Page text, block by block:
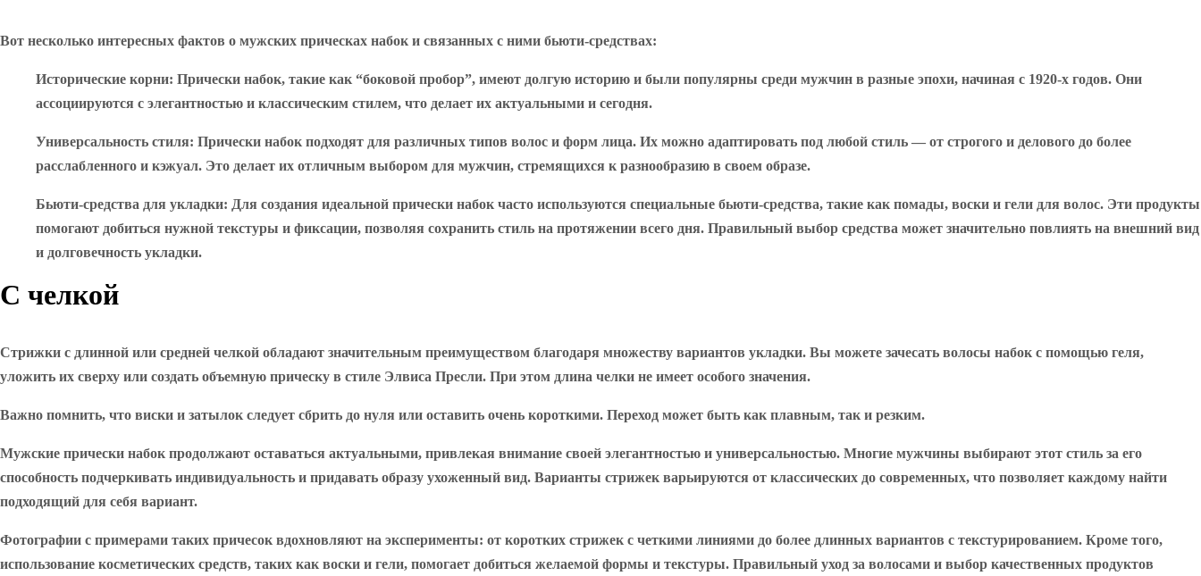
Вот несколько интересных фактов о мужских прическах набок и связанных с ними бьюти-средствах:
Исторические корни: Прически набок, такие как “боковой пробор”, имеют долгую историю и были популярны среди мужчин в разные эпохи, начиная с 1920-х годов. Они
ассоциируются с элегантностью и классическим стилем, что делает их актуальными и сегодня.
Универсальность стиля: Прически набок подходят для различных типов волос и форм лица. Их можно адаптировать под любой стиль — от строгого и делового до более
расслабленного и кэжуал. Это делает их отличным выбором для мужчин, стремящихся к разнообразию в своем образе.
Бьюти-средства для укладки: Для создания идеальной прически набок часто используются специальные бьюти-средства, такие как помады, воски и гели для волос. Эти продукты
помогают добиться нужной текстуры и фиксации, позволяя сохранить стиль на протяжении всего дня. Правильный выбор средства может значительно повлиять на внешний вид
и долговечность укладки.
С челкой
Стрижки с длинной или средней челкой обладают значительным преимуществом благодаря множеству вариантов укладки. Вы можете зачесать волосы набок с помощью геля,
уложить их сверху или создать объемную прическу в стиле Элвиса Пресли. При этом длина челки не имеет особого значения.
Важно помнить, что виски и затылок следует сбрить до нуля или оставить очень короткими. Переход может быть как плавным, так и резким.
Мужские прически набок продолжают оставаться актуальными, привлекая внимание своей элегантностью и универсальностью. Многие мужчины выбирают этот стиль за его
способность подчеркивать индивидуальность и придавать образу ухоженный вид. Варианты стрижек варьируются от классических до современных, что позволяет каждому найти
подходящий для себя вариант.
Фотографии с примерами таких причесок вдохновляют на эксперименты: от коротких стрижек с четкими линиями до более длинных вариантов с текстурированием. Кроме того,
использование косметических средств, таких как воски и гели, помогает добиться желаемой формы и текстуры. Правильный уход за волосами и выбор качественных продуктов